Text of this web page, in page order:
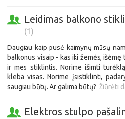
Leidimas balkono
(1)
Daugiau kaip pusė kaimynų mūsų
balkonus visaip - kas iki žemės, išėmę
ir mes stiklintis. Norime išimti
kleba visas. Norime įsistiklinti,
saugiau būtų. Ar galima būtų? Žiūrėti
Elektros stulpo